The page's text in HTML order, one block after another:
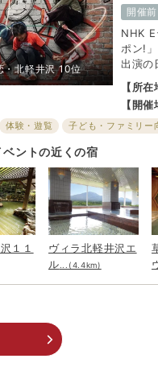
・北軽井沢 10位
ーマ
開催前
NHK E
ポン!
出演の
ロ縄
縄跳
ーマ
思い出
【所在
【開
体験・遊覧 子ども・ファミリー
ベントの近くの宿
１１
ヴィラ北軽井沢エ
ル...(4.4km)